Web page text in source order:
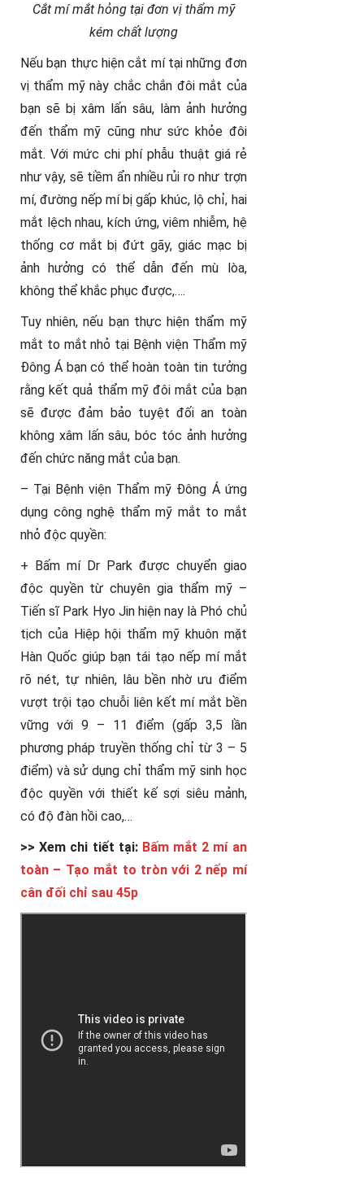
Cắt mí mắt hỏng tại đơn vị thẩm mỹ
kém chất lượng
Nếu bạn thực hiện cắt mí tại những đơn
vị thẩm mỹ này chắc chắn đôi mắt của
bạn sẽ bị xâm lấn sâu, làm ảnh hưởng
đến thẩm mỹ cũng như sức khỏe đôi
mắt. Với mức chi phí phẫu thuật giá rẻ
như vậy, sẽ tiềm ẩn nhiều rủi ro như trợn
mí, đường nếp mí bị gấp khúc, lộ chỉ, hai
mắt lệch nhau, kích ứng, viêm nhiễm, hệ
thống cơ mắt bị đứt gãy, giác mạc bị
ảnh hưởng có thể dẫn đến mù lòa,
không thể khắc phục được,….
Tuy nhiên, nếu bạn thực hiện thẩm mỹ
mắt to mắt nhỏ tại Bệnh viện Thẩm mỹ
Đông Á bạn có thể hoàn toàn tin tưởng
rằng kết quả thẩm mỹ đôi mắt của bạn
sẽ được đảm bảo tuyệt đối an toàn
không xâm lấn sâu, bóc tóc ảnh hưởng
đến chức năng mắt của bạn.
– Tại Bệnh viện Thẩm mỹ Đông Á ứng
dụng công nghệ thẩm mỹ mắt to mắt
nhỏ độc quyền:
+ Bấm mí Dr Park được chuyển giao
độc quyền từ chuyên gia thẩm mỹ –
Tiến sĩ Park Hyo Jin hiện nay là Phó chủ
tịch của Hiệp hội thẩm mỹ khuôn mặt
Hàn Quốc giúp bạn tái tạo nếp mí mắt
rõ nét, tự nhiên, lâu bền nhờ ưu điểm
vượt trội tạo chuỗi liên kết mí mắt bền
vững với 9 – 11 điểm (gấp 3,5 lần
phương pháp truyền thống chỉ từ 3 – 5
điểm) và sử dụng chỉ thẩm mỹ sinh học
độc quyền với thiết kế sợi siêu mảnh,
có độ đàn hồi cao,…
>> Xem chi tiết tại: Bấm mắt 2 mí an
toàn – Tạo mắt to tròn với 2 nếp mí
cân đối chỉ sau 45p